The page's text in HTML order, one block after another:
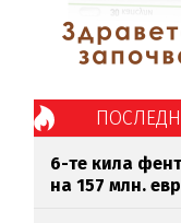
6-те кила
на 157 млн.